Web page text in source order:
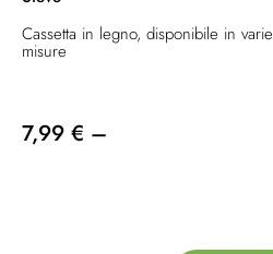
Cassetta in legno, disponibile in varie
misure
7,99 € –